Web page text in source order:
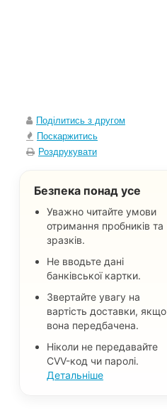
Поділитись з другом
Поскаржитись
Роздрукувати
Безпека понад усе
Уважно читайте умови
отримання пробників та
зразків.
Не вводьте дані
банківської картки.
Звертайте увагу на
вартість доставки, якщо
вона передбачена.
Ніколи не передавайте
CVV-код чи паролі.
Детальніше